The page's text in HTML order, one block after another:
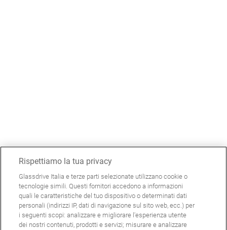
Rispettiamo la tua privacy
Glassdrive Italia e terze parti selezionate utilizzano cookie o
tecnologie simili. Questi fornitori accedono a informazioni
quali le caratteristiche del tuo dispositivo o determinati dati
personali (indirizzi IP, dati di navigazione sul sito web, ecc.) per
i seguenti scopi: analizzare e migliorare l'esperienza utente
dei nostri contenuti, prodotti e servizi; misurare e analizzare